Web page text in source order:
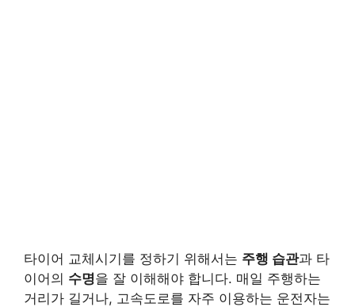
타이어 교체시기를 정하기 위해서는 주행 습관과 타
이어의 수명을 잘 이해해야 합니다. 매일 주행하는
거리가 길거나, 고속도로를 자주 이용하는 운전자는